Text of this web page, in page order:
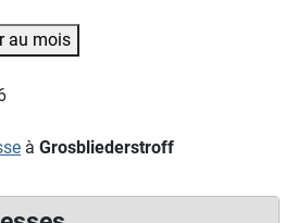
au mois
à Grosbliederstroff